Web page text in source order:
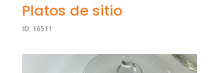
Platos de sitio
ID: 16511